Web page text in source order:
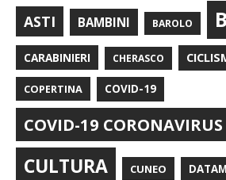
ASTI BAMBINI BAROLO
CARABINIERI CHERASCO
COPERTINA COVID-19
COVID-19 CORONAVIRUS
CULTURA CUNEO